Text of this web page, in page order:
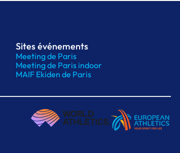
Sites événements
Meeting de Paris
Meeting de Paris indoor
MAIF Ekiden de Paris